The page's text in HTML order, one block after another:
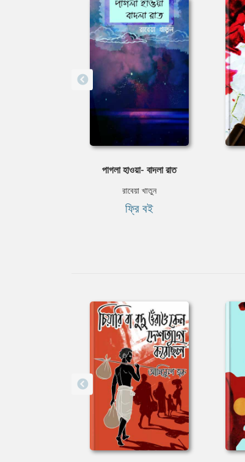
পাগলা হাওয়া- বাদলা রাত
রাবেয়া খাতুন
ফ্রি বই